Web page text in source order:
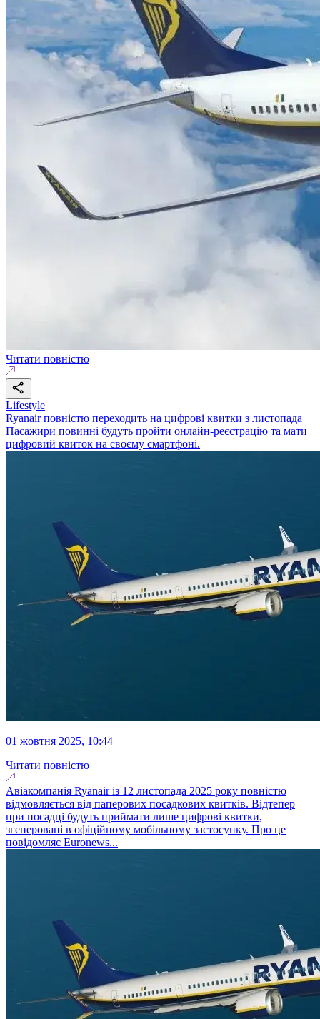
Читати повністю
Lifestyle
Ryanair повністю переходить на цифрові квитки з листопада
Пасажири повинні будуть пройти онлайн-реєстрацію та мати
цифровий квиток на своєму смартфоні.
01 жовтня 2025, 10:44
Читати повністю
Авіакомпанія Ryanair із 12 листопада 2025 року повністю
відмовляється від паперових посадкових квитків. Відтепер
при посадці будуть приймати лише цифрові квитки,
згенеровані в офіційному мобільному застосунку. Про це
повідомляє Euronews...